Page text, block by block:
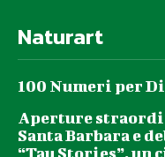
Naturart
100 Numeri per
Aperture
Santa Barbara e
“Tau Stories”,